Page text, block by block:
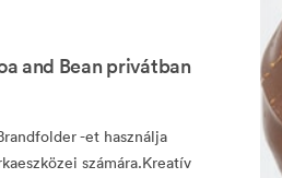
and Bean privátban
-et használja
számára.Kreatív